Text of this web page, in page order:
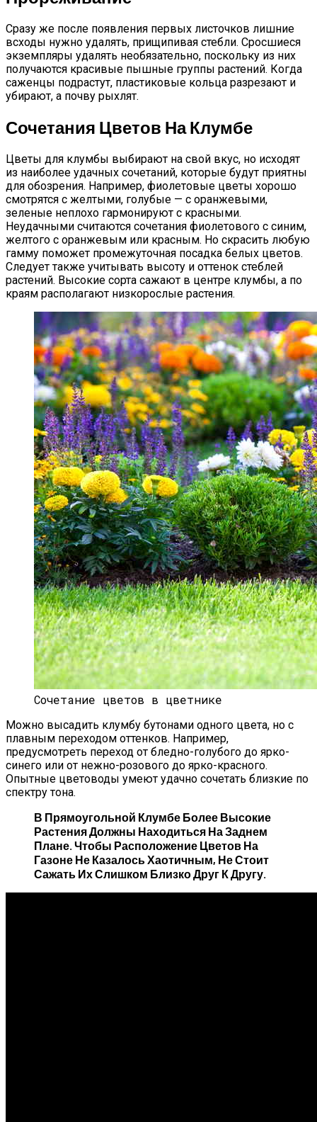
Сразу же после появления первых листочков лишние
всходы нужно удалять, прищипивая стебли. Сросшиеся
экземпляры удалять необязательно, поскольку из них
получаются красивые пышные группы растений. Когда
саженцы подрастут, пластиковые кольца разрезают и
убирают, а почву рыхлят.
Сочетания Цветов На Клумбе
Цветы для клумбы выбирают на свой вкус, но исходят
из наиболее удачных сочетаний, которые будут приятны
для обозрения. Например, фиолетовые цветы хорошо
смотрятся с желтыми, голубые — с оранжевыми,
зеленые неплохо гармонируют с красными.
Неудачными считаются сочетания фиолетового с синим,
желтого с оранжевым или красным. Но скрасить любую
гамму поможет промежуточная посадка белых цветов.
Следует также учитывать высоту и оттенок стеблей
растений. Высокие сорта сажают в центре клумбы, а по
краям располагают низкорослые растения.
Сочетание цветов в цветнике
Можно высадить клумбу бутонами одного цвета, но с
плавным переходом оттенков. Например,
предусмотреть переход от бледно-голубого до ярко-
синего или от нежно-розового до ярко-красного.
Опытные цветоводы умеют удачно сочетать близкие по
спектру тона.
В Прямоугольной Клумбе Более Высокие
Растения Должны Находиться На Заднем
Плане. Чтобы Расположение Цветов На
Газоне Не Казалось Хаотичным, Не Стоит
Сажать Их Слишком Близко Друг К Другу.